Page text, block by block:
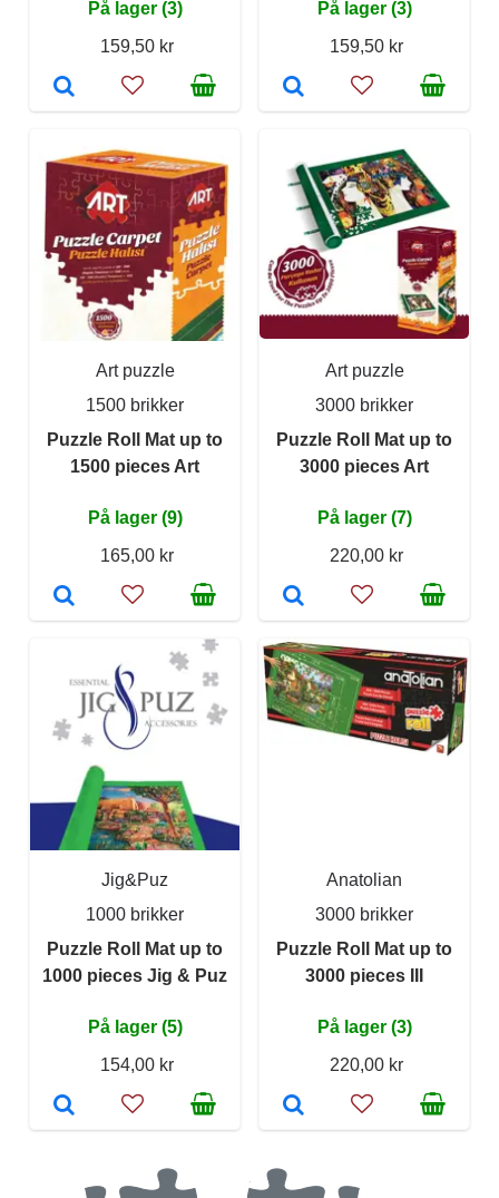
På lager (3)
159,50 kr
På lager (3)
159,50 kr
Art puzzle
1500 brikker
Puzzle Roll Mat up to
1500 pieces Art
På lager (9)
165,00 kr
Art puzzle
3000 brikker
Puzzle Roll Mat up to
3000 pieces Art
På lager (7)
220,00 kr
Jig&Puz
1000 brikker
Puzzle Roll Mat up to
1000 pieces Jig & Puz
På lager (5)
154,00 kr
Anatolian
3000 brikker
Puzzle Roll Mat up to
3000 pieces III
På lager (3)
220,00 kr